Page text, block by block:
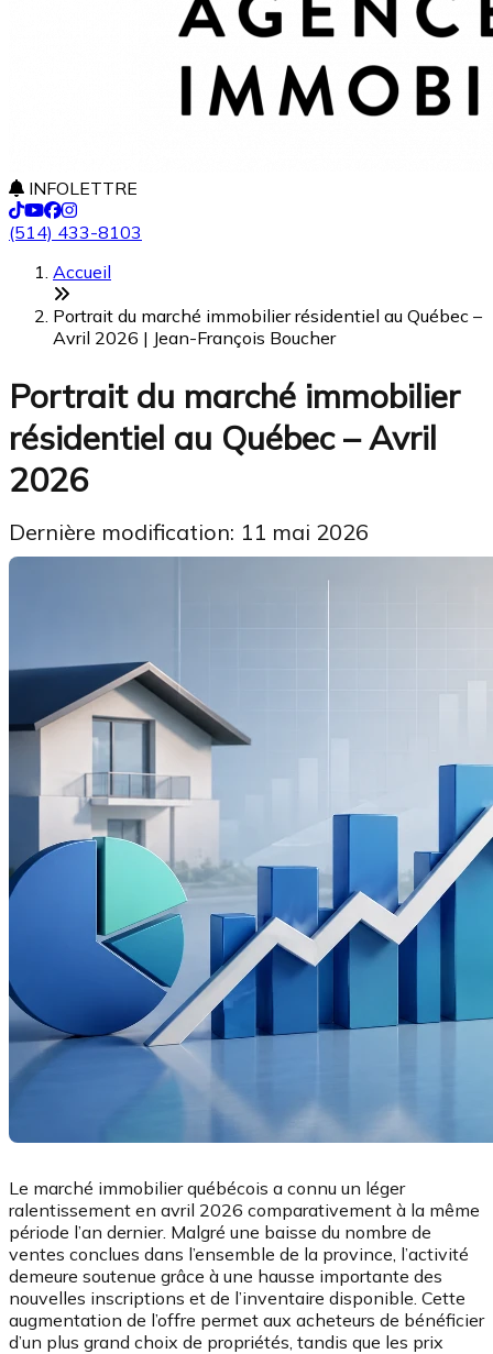
INFOLETTRE
(514) 433-8103
Accueil
Portrait du marché immobilier résidentiel au Québec –
Avril 2026 | Jean-François Boucher
Portrait du marché immobilier
résidentiel au Québec – Avril
2026
Dernière modification: 11 mai 2026
Le marché immobilier québécois a connu un léger
ralentissement en avril 2026 comparativement à la même
période l’an dernier. Malgré une baisse du nombre de
ventes conclues dans l’ensemble de la province, l’activité
demeure soutenue grâce à une hausse importante des
nouvelles inscriptions et de l’inventaire disponible. Cette
augmentation de l’offre permet aux acheteurs de bénéficier
d’un plus grand choix de propriétés, tandis que les prix